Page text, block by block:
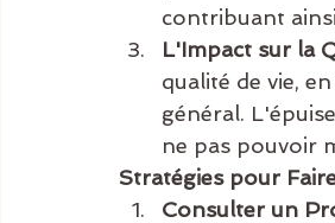
contribuant
L'Impact sur la
qualité de vie,
général.
ne pas pouvoir
Stratégies pour
Consulter un